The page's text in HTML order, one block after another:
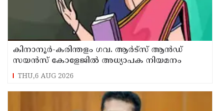
കിനാനൂർ-കരിന്തളം ഗവ. ആർട്‌സ് ആൻഡ്
സയൻസ് കോളേജിൽ അധ്യാപക നിയമനം
THU,6 AUG 2026